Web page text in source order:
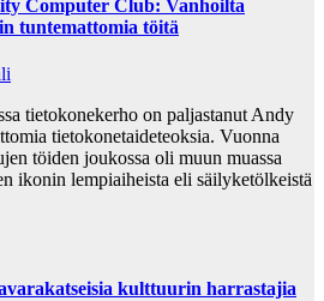
Computer Club: Vanhoilta
tuntemattomia töitä
tietokonekerho on paljastanut Andy
tietokonetaideteoksia. Vuonna
töiden joukossa oli muun muassa
ikonin lempiaiheista eli säilyketölkeistä
kulttuurin harrastajia